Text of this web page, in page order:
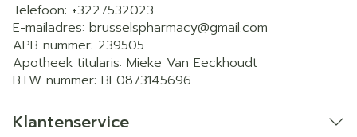
Telefoon: +3227532023
E-mailadres: brusselspharmacy@gmail.com
APB nummer: 239505
Apotheek titularis: Mieke Van Eeckhoudt
BTW nummer: BE0873145696
Klantenservice